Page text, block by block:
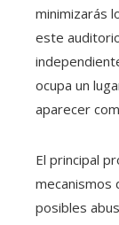
minimizarás
este
ocupa un
aparecer
El principal
mecanismos
posibles